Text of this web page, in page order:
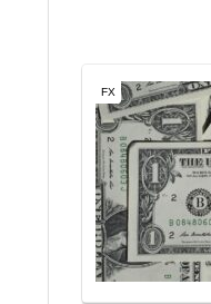
FX